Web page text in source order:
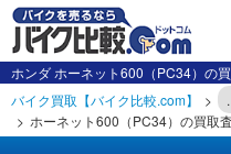
ホンダ ホーネット600（PC34）の
バイク買取【バイク比較.com】
ホーネット600（PC34）の買取